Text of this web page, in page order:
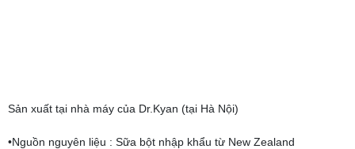
Sản xuất tại nhà máy của Dr.Kyan (tại Hà Nội)
•Nguồn nguyên liệu : Sữa bột nhập khẩu từ New Zealand